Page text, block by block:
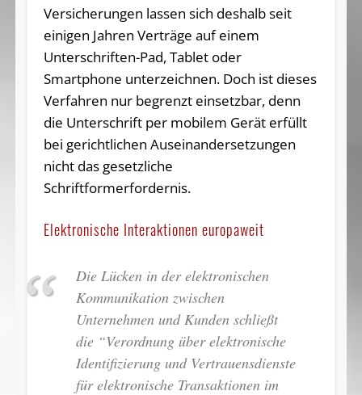
Versicherungen lassen sich deshalb seit
einigen Jahren Verträge auf einem
Unterschriften-Pad, Tablet oder
Smartphone unterzeichnen. Doch ist dieses
Verfahren nur begrenzt einsetzbar, denn
die Unterschrift per mobilem Gerät erfüllt
bei gerichtlichen Auseinandersetzungen
nicht das gesetzliche
Schriftformerfordernis.
Elektronische Interaktionen europaweit
Die Lücken in der elektronischen
Kommunikation zwischen
Unternehmen und Kunden schließt
die “Verordnung über elektronische
Identifizierung und Vertrauensdienste
für elektronische Transaktionen im